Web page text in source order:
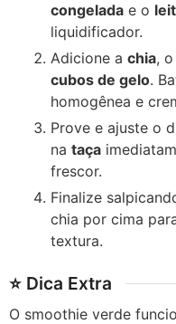
congelada e o
liquidificador.
Adicione achia, o
cubos de gelo.
homogênea e
Prove e ajuste o
nataça
frescor.
Finalize
chia por cima
textura.
⭐ Dica Extra
O smoothie verde